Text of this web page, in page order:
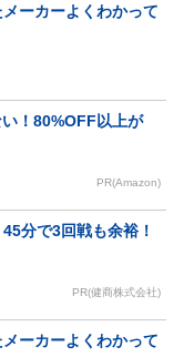
メーカーよくわかって
！80%OFF以上が
PR(Amazon)
分で3回戦も余裕！
PR(健商株式会社)
メーカーよくわかって